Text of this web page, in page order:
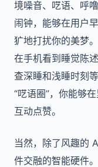
境噪音、呓语、呼
闹钟，能够在用户
犷地打扰你的美梦
在手机看到睡觉陈
查深睡和浅睡时刻
“呓语圈”，你能够
互动点赞。
当然，除了风趣的
件交融的智能硬件